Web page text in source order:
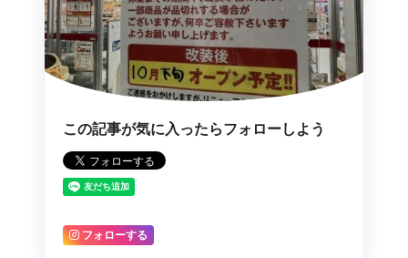
この記事が気に入ったらフォローしよう
フォローする